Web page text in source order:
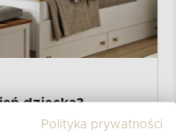
dziecka?
Polityka prywatności